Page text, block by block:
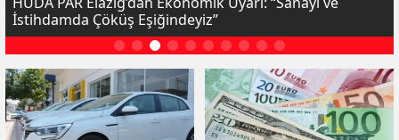
İstihdamda Çöküş Eşiğindeyiz”